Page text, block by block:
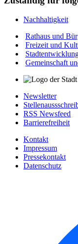
Nachhaltigkeit
Rathaus und
Freizeit und
Gemeinschaft
Newsletter
RSS Newsfeed
Barrierefreiheit
Kontakt
Impressum
Pressekontakt
Datenschutz